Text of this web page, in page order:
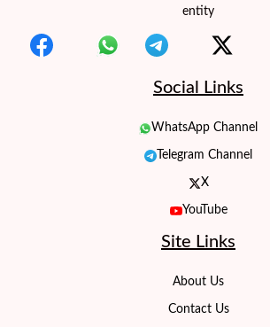
entity
Social Links
WhatsApp Channel
Telegram Channel
X
YouTube
Site Links
About Us
Contact Us